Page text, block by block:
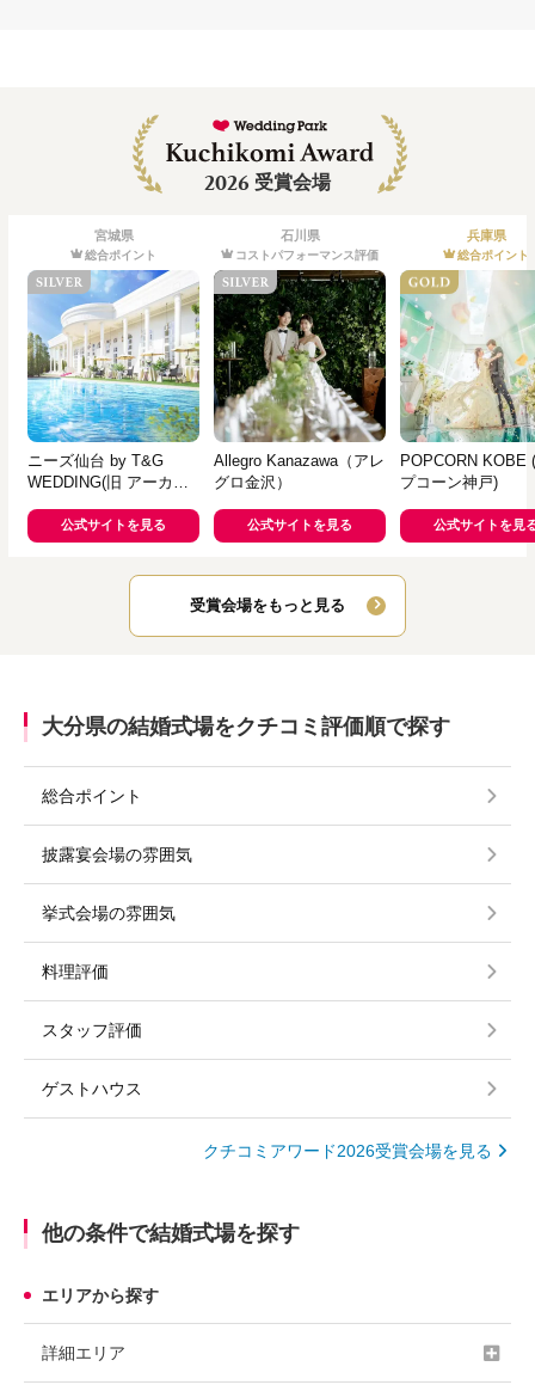
2026 受賞会場
宮城県
総合ポイント
ニーズ仙台 by T&G
WEDDING(旧 アーカン
公式サイトを見る
石川県
コストパフォーマンス評価
Allegro Kanazawa（アレ
グロ金沢）
公式サイトを見る
兵庫県
総合ポイント
POPCORN KOBE
プコーン神戸)
公式サイトを見
受賞会場をもっと見る
大分県の結婚式場をクチコミ評価順で探す
総合ポイント
披露宴会場の雰囲気
挙式会場の雰囲気
料理評価
スタッフ評価
ゲストハウス
クチコミアワード2026受賞会場を見る
他の条件で結婚式場を探す
エリアから探す
詳細エリア